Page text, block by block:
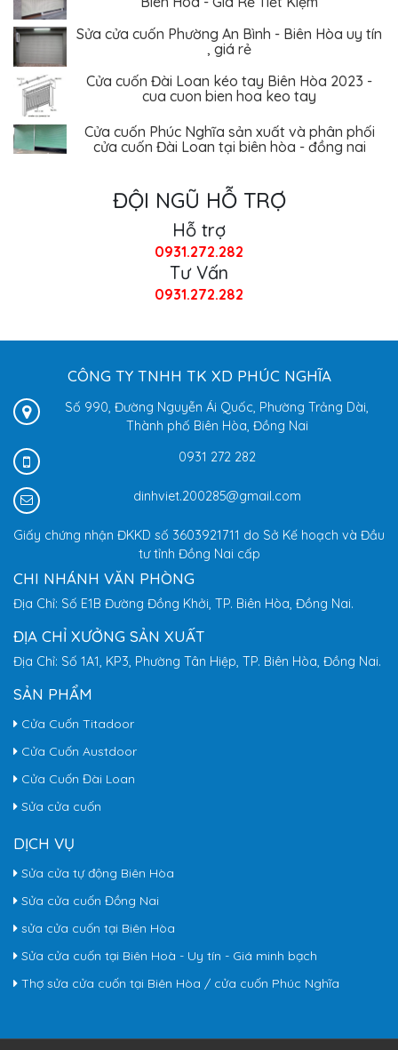
Sửa cửa cuốn Phường An Bình - Biên Hòa uy tín
, giá rẻ
Cửa cuốn Đài Loan kéo tay Biên Hòa 2023 -
cua cuon bien hoa keo tay
cửa cuốn Đài Loan tại biên hòa - đồng nai
ĐỘI NGŨ HỖ TRỢ
Hỗ trợ
0931.272.282
Tư Vấn
0931.272.282
CÔNG TY TNHH TK XD PHÚC NGHĨA
Số 990, Đường Nguyễn Ái Quốc, Phường Trảng Dài,
Thành phố Biên Hòa, Đồng Nai
0931 272 282
dinhviet.200285@gmail.com
Giấy chứng nhận ĐKKD số 3603921711 do Sở Kế hoạch và Đầu
tư tỉnh Đồng Nai cấp
CHI NHÁNH VĂN PHÒNG
Địa Chỉ: Số E1B Đường Đồng Khởi, TP. Biên Hòa, Đồng Nai.
ĐỊA CHỈ XƯỞNG SẢN XUẤT
Địa Chỉ: Số 1A1, KP3, Phường Tân Hiệp, TP. Biên Hòa, Đồng Nai.
SẢN PHẨM
Cửa Cuốn Titadoor
Cửa Cuốn Austdoor
Cửa Cuốn Đài Loan
Sửa cửa cuốn
DỊCH VỤ
Sửa cửa tự động Biên Hòa
Sửa cửa cuốn Đồng Nai
sửa cửa cuốn tại Biên Hòa
Sửa cửa cuốn tại Biên Hoà - Uy tín - Giá minh bạch
Thợ sửa cửa cuốn tại Biên Hòa / cửa cuốn Phúc Nghĩa